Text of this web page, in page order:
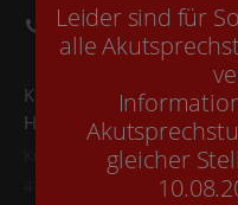
Leider sind für
alle
gleicher
02842 - 9 21 49 90
Kontakt Hautarztpraxis
Hautarztpraxis Kerken-
Krefelder Str. 1a
47647 Kerken-Nieukerk